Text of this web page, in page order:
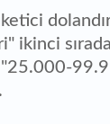
ikinci